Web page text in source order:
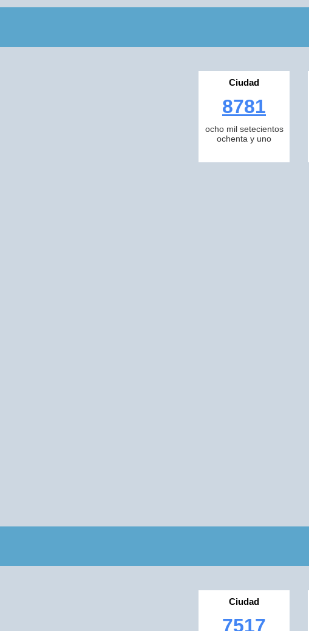
Ciudad
8781
ocho mil setecientos
ochenta y uno
Ciudad
7517